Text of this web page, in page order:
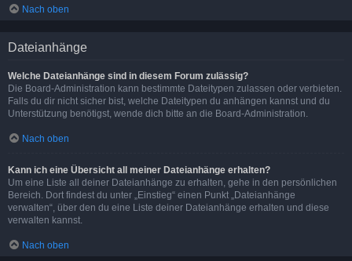
Nach oben
Dateianhänge
Welche Dateianhänge sind in diesem Forum zulässig?
Die Board-Administration kann bestimmte Dateitypen zulassen oder verbieten.
Falls du dir nicht sicher bist, welche Dateitypen du anhängen kannst und du
Unterstützung benötigst, wende dich bitte an die Board-Administration.
Nach oben
Kann ich eine Übersicht all meiner Dateianhänge erhalten?
Um eine Liste all deiner Dateianhänge zu erhalten, gehe in den persönlichen
Bereich. Dort findest du unter „Einstieg“ einen Punkt „Dateianhänge
verwalten“, über den du eine Liste deiner Dateianhänge erhalten und diese
verwalten kannst.
Nach oben